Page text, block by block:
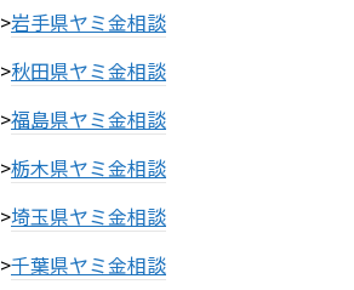
>岩手県ヤミ金相談
>秋田県ヤミ金相談
>福島県ヤミ金相談
>栃木県ヤミ金相談
>埼玉県ヤミ金相談
>千葉県ヤミ金相談